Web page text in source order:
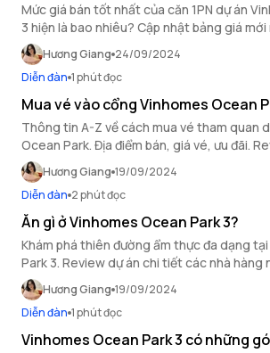
Mức giá bán tốt nhất của căn 1PN dự án
3 hiện là bao nhiêu? Cập nhật bảng giá
dưới đây!
Hương Giang 24/09/2024
Diễn đàn 1 phút đọc
Mua vé vào cổng Vinhomes Ocean
Thông tin A-Z về cách mua vé tham quan
Ocean Park. Địa điểm bán, giá vé, ưu đãi.
nghiệm tham quan không thể bỏ lỡ!
Hương Giang 19/09/2024
Diễn đàn 2 phút đọc
Ăn gì ở Vinhomes Ocean Park 3?
Khám phá thiên đường ẩm thực đa dạng
Park 3. Review dự án chi tiết các nhà hàng
sắc. Trải nghiệm ngay khi đăng ký tham
Hương Giang 19/09/2024
Diễn đàn 1 phút đọc
Vinhomes Ocean Park 3 có những